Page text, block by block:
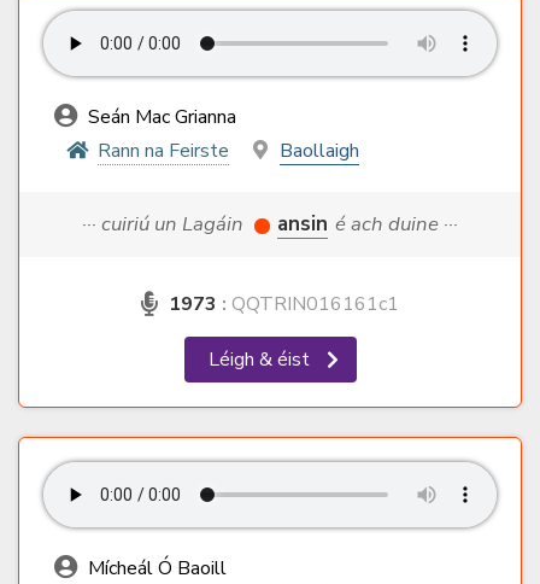
Seán Mac Grianna
Rann na Feirste
Baollaigh
··· cuiriú un Lagáin ansin é ach duine ···
1973 : QQTRIN016161c1
Léigh & éist
Mícheál Ó Baoill